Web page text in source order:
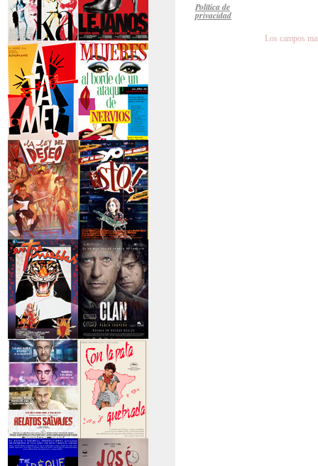
>Kika >Tacones lejanos
>Átame
>Mujeres al borde
de un...
>La ley del deseo
>Qué he hecho yo
para...
>Entre tinieblas >El Clan
>Relatos Salvajes
>Con la pata
quebrada
Política de
privacidad
Los campos